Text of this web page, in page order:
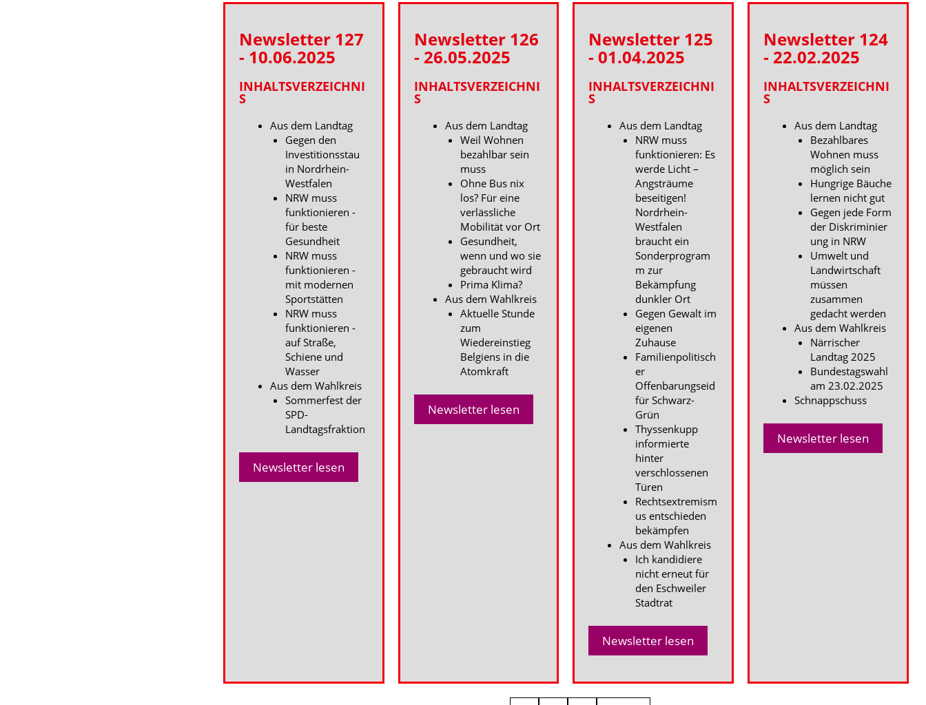
Newsletter 127
- 10.06.2025
INHALTSVERZEICHNI
S
Aus dem Landtag
Gegen den
Investitionsstau
in Nordrhein-
Westfalen
NRW muss
funktionieren -
für beste
Gesundheit
NRW muss
funktionieren -
mit modernen
Sportstätten
NRW muss
funktionieren -
auf Straße,
Schiene und
Wasser
Aus dem Wahlkreis
Sommerfest der
SPD-
Landtagsfraktion
Newsletter lesen
Newsletter 126
- 26.05.2025
INHALTSVERZEICHNI
S
Aus dem Landtag
Weil Wohnen
bezahlbar sein
muss
Ohne Bus nix
los? Für eine
verlässliche
Mobilität vor Ort
Gesundheit,
wenn und wo sie
gebraucht wird
Prima Klima?
Aus dem Wahlkreis
Aktuelle Stunde
zum
Wiedereinstieg
Belgiens in die
Atomkraft
Newsletter lesen
Newsletter 125
- 01.04.2025
INHALTSVERZEICHNI
S
Aus dem Landtag
NRW muss
funktionieren: Es
werde Licht –
Angsträume
beseitigen!
Nordrhein-
Westfalen
braucht ein
Sonderprogram
m zur
Bekämpfung
dunkler Ort
Gegen Gewalt im
eigenen
Zuhause
Familienpolitisch
er
Offenbarungseid
für Schwarz-
Grün
Thyssenkupp
informierte
hinter
verschlossenen
Türen
Rechtsextremism
us entschieden
bekämpfen
Aus dem Wahlkreis
Ich kandidiere
nicht erneut für
den Eschweiler
Stadtrat
Newsletter lesen
Newsletter 124
- 22.02.2025
INHALTSVERZEICHNI
S
Aus dem Landtag
Bezahlbares
Wohnen muss
möglich sein
Hungrige Bäuche
lernen nicht gut
Gegen jede Form
der Diskriminier
ung in NRW
Umwelt und
Landwirtschaft
müssen
zusammen
gedacht werden
Aus dem Wahlkreis
Närrischer
Landtag 2025
Bundestagswahl
am 23.02.2025
Schnappschuss
Newsletter lesen